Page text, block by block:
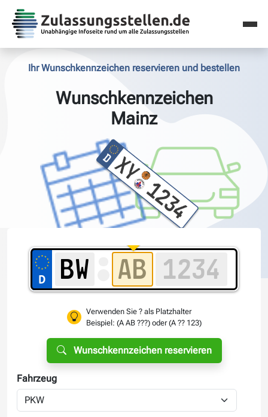
Ihr Wunschkennzeichen reservieren und bestellen
Wunschkennzeichen
Mainz
Verwenden Sie ? als Platzhalter
Beispiel: (A AB ???) oder (A ?? 123)
Wunschkennzeichen reservieren
Fahrzeug